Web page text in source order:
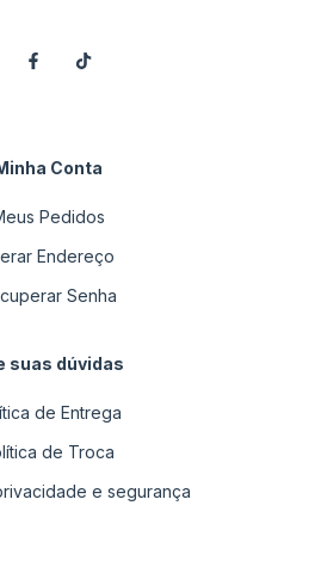
Conta
Pedidos
Endereço
Senha
suas dúvidas
de Entrega
de Troca
e segurança